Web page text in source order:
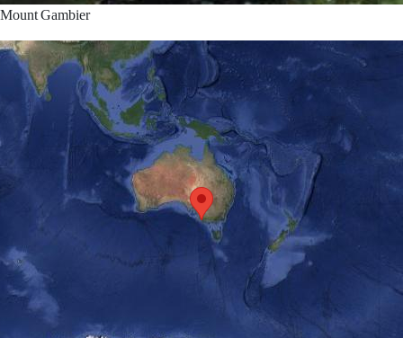
Mount Gambier